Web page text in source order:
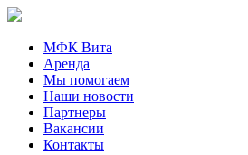
МФК Вита
Аренда
Мы помогаем
Наши новости
Партнеры
Вакансии
Контакты